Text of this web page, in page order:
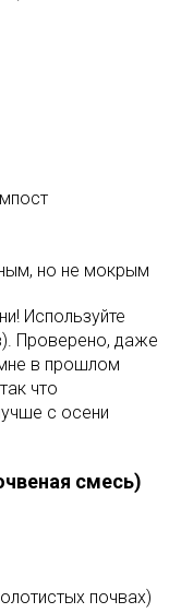
но не мокрым
Используйте
Проверено, даже
в прошлом
что
с осени
смесь)
почвах)